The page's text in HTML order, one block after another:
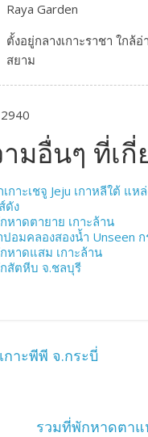
Raya Garden
ตั้งอยู่กลางเกาะราชา ใกล้อ่
สยาม
มอื่นๆ ที่เกี่
กาะเชจู Jeju เกาหลีใต้ แห
ดัง
หาดตายาย เกาะล้าน
ปอมคลองสองน้ำ Unseen ก
หาดแสม เกาะล้าน
สัตหีบ จ.ชลบุรี
กาะพีพี จ.กระบี่
รวมที่พักหาดตาแ